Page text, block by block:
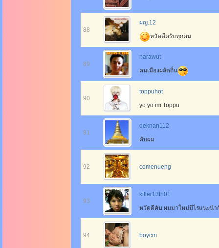
88
ผญ.12
หวัดดีครับทุกคน
89
narawut
คนเมืองผลัดถี่น
90
toppuhot
yo yo im Toppu
91
deknan112
คับผม
92 comenueng
93
killer13th01
หวัดดีคับ ผมมาใหม่มีไรแนะนำ
94 boycm